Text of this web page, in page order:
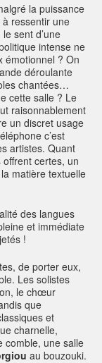
la puissance
ressentir une
sent d’une
intense ne
émotionnel ? On
déroulante
chantées…
cette salle ? Le
raisonnablement
un discret usage
c’est
artistes. Quant
certes, un
matière textuelle
des langues
et immédiate
!
de porter eux,
Les solistes
le chœur
que
et
charnelle,
comble, une salle
au bouzouki.